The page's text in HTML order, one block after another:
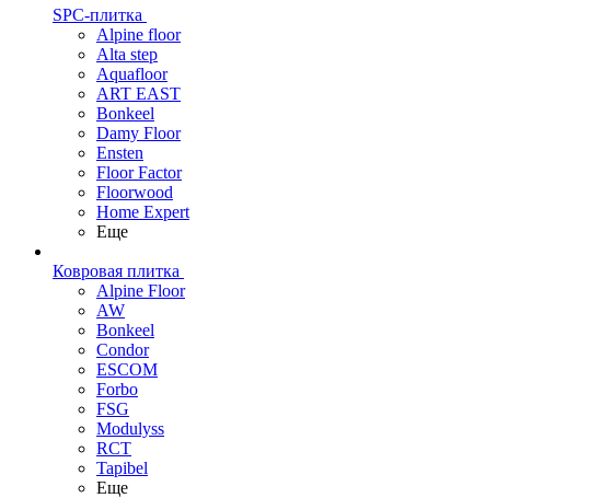
SPC-плитка
Alpine floor
Alta step
Aquafloor
ART EAST
Bonkeel
Damy Floor
Ensten
Floor Factor
Floorwood
Home Expert
Еще
Ковровая плитка
Alpine Floor
AW
Bonkeel
Condor
ESCOM
Forbo
FSG
Modulyss
RCT
Tapibel
Еще